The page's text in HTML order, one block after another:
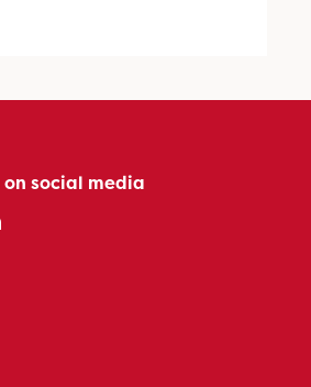
on social media